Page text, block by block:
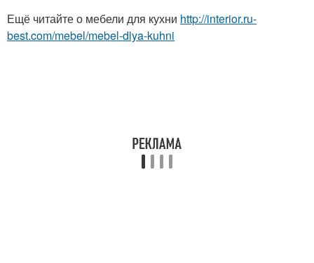
Ещё читайте о мебели для кухни http://interior.ru-
best.com/mebel/mebel-dlya-kuhni